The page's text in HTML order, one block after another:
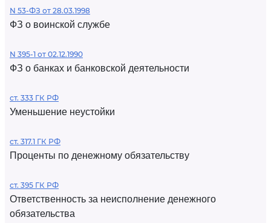
N 53-ФЗ от 28.03.1998
ФЗ о воинской службе
N 395-1 от 02.12.1990
ФЗ о банках и банковской деятельности
ст. 333 ГК РФ
Уменьшение неустойки
ст. 317.1 ГК РФ
Проценты по денежному обязательству
ст. 395 ГК РФ
Ответственность за неисполнение денежного
обязательства